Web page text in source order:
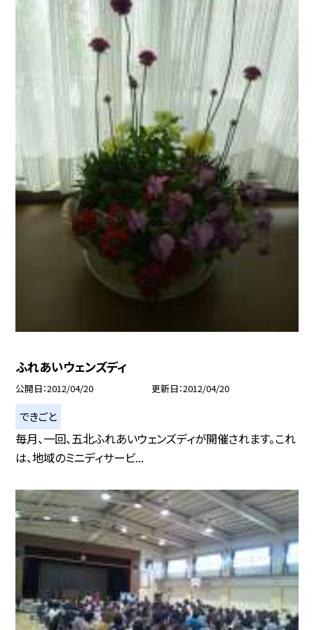
ふれあいウェンズディ
公開日 2012/04/20 更新日 2012/04/20
できごと
毎月、一回、五北ふれあいウェンズディが開催されます。これ
は、地域のミニディサービ...